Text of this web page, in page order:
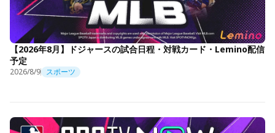
【2026年8月】ドジャースの試合日程・対戦カード・Lemino配信
予定
2026/8/9 スポーツ